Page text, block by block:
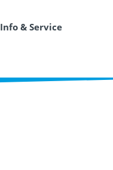
Info & Service